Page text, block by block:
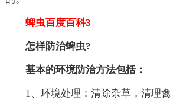
蜱虫百度百科3
怎样防治蜱虫?
基本的环境防治方法包括：
1、环境处理：清除杂草，清理